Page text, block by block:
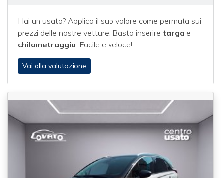
usate a Verona è pronto a offrirti assistenza qualificata e
a consigliarti nella scelta del veicolo più adatto alle tue
esigenze. Scopri le nostresoluzioni di finanziamento
personalizzatee approfitta della valutazione immediata
del tuo usato.
Fratelli Lovato è la concessionaria di riferimento per
l'acquisto di auto usate garantite a Verona: professionalità,
qualità e sicurezza al tuo servizio.
Hai un usato? Applica il suo valore come permuta sui
prezzi delle nostre vetture. Basta inserire targa e
chilometraggio. Facile e veloce!
Vai alla valutazione